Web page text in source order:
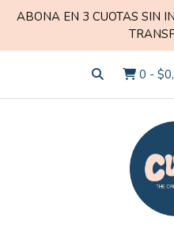
ABONA EN 3 CUOTAS SIN
0 -